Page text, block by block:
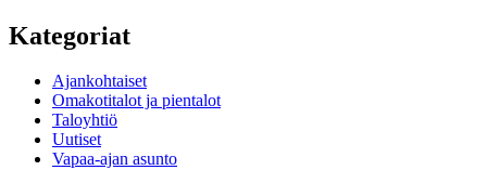
Kategoriat
Ajankohtaiset
Omakotitalot ja pientalot
Taloyhtiö
Uutiset
Vapaa-ajan asunto